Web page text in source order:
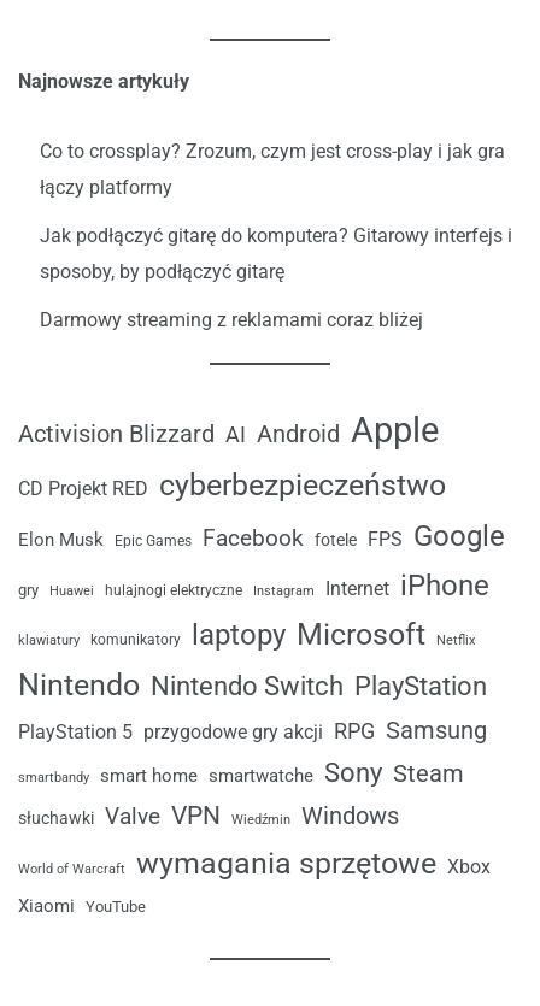
Najnowsze artykuły
Co to crossplay? Zrozum, czym jest cross-play i jak gra
łączy platformy
Jak podłączyć gitarę do komputera? Gitarowy interfejs i
sposoby, by podłączyć gitarę
Darmowy streaming z reklamami coraz bliżej
Activision Blizzard AI Android Apple
CD Projekt RED cyberbezpieczeństwo
Elon Musk Epic Games Facebook fotele FPS Google
gry Huawei hulajnogi elektryczne Instagram Internet iPhone
klawiatury komunikatory laptopy Microsoft Netflix
Nintendo Nintendo Switch PlayStation
PlayStation 5 przygodowe gry akcji RPG Samsung
smartbandy smart home smartwatche Sony Steam
słuchawki Valve VPN Wiedźmin Windows
World of Warcraft wymagania sprzętowe Xbox
Xiaomi YouTube